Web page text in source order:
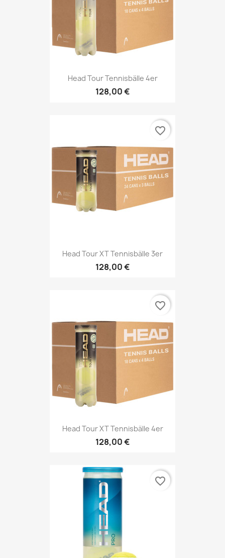
Head Tour Tennisbälle 4er
128,00 €
Head Tour XT Tennisbälle 3er
128,00 €
favorite_border
Head Tour XT Tennisbälle 4er
128,00 €
favorite_border
favorite_border